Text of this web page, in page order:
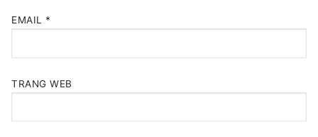
EMAIL *
TRANG WEB